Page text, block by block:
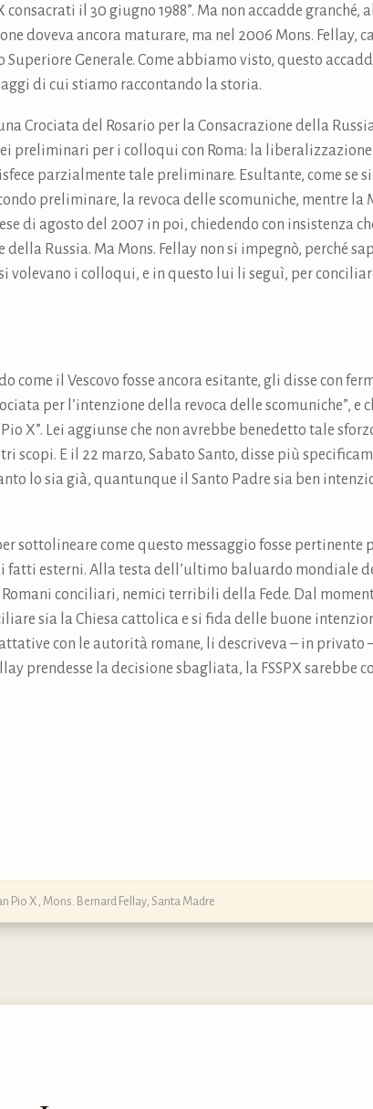
il 30 giugno 1988”. Ma non accadde granché,
doveva ancora maturare, ma nel 2006 Mons. Fellay,
Generale. Come abbiamo visto, questo
di cui stiamo raccontando la storia.
Crociata del Rosario per la Consacrazione della
preliminari per i colloqui con Roma: la
parzialmente tale preliminare. Esultante, come se
preliminare, la revoca delle scomuniche, mentre la
di agosto del 2007 in poi, chiedendo con insistenza
Russia. Ma Mons. Fellay non si impegnò, perché
volevano i colloqui, e in questo lui li seguì, per
come il Vescovo fosse ancora esitante, gli disse con
per l’intenzione della revoca delle scomuniche”, e
X”. Lei aggiunse che non avrebbe benedetto tale
E il 22 marzo, Sabato Santo, disse più
lo sia già, quantunque il Santo Padre sia ben
sottolineare come questo messaggio fosse pertinente
esterni. Alla testa dell’ultimo baluardo mondiale
conciliari, nemici terribili della Fede. Dal
sia la Chiesa cattolica e si fida delle buone
con le autorità romane, li descriveva – in privato
prendesse la decisione sbagliata, la FSSPX sarebbe
Pio X, Mons. Bernard Fellay, Santa Madre